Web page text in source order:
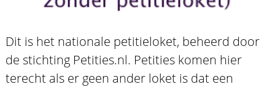
Dit is het nationale petitieloket, beheerd door
de stichting Petities.nl. Petities komen hier
terecht als er geen ander loket is dat een